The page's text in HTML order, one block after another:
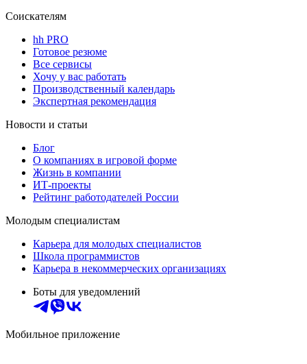
Соискателям
hh PRO
Готовое резюме
Все сервисы
Хочу у вас работать
Производственный календарь
Экспертная рекомендация
Новости и статьи
Блог
О компаниях в игровой форме
Жизнь в компании
ИТ-проекты
Рейтинг работодателей России
Молодым специалистам
Карьера для молодых специалистов
Школа программистов
Карьера в некоммерческих организациях
Боты для уведомлений
Мобильное приложение